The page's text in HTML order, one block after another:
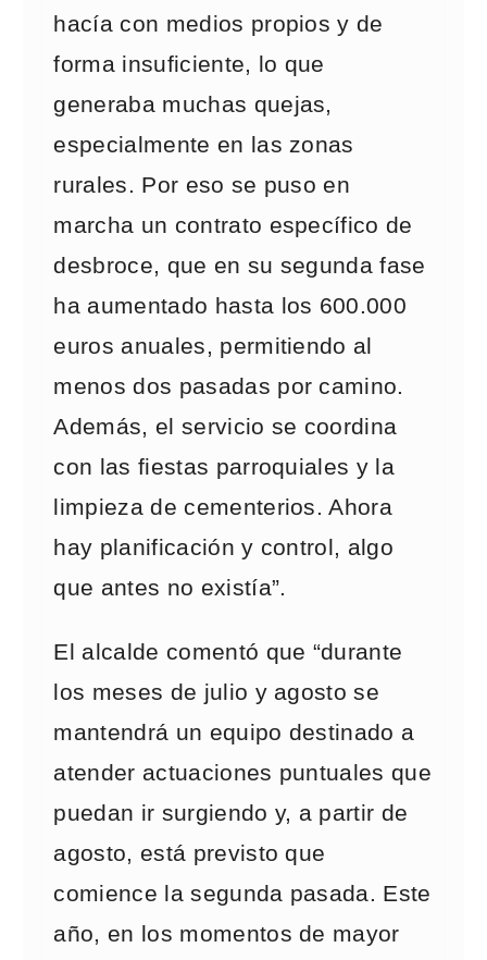
hacía con medios propios y de
forma insuficiente, lo que
generaba muchas quejas,
especialmente en las zonas
rurales. Por eso se puso en
marcha un contrato específico de
desbroce, que en su segunda fase
ha aumentado hasta los 600.000
euros anuales, permitiendo al
menos dos pasadas por camino.
Además, el servicio se coordina
con las fiestas parroquiales y la
limpieza de cementerios. Ahora
hay planificación y control, algo
que antes no existía”.
El alcalde comentó que “durante
los meses de julio y agosto se
mantendrá un equipo destinado a
atender actuaciones puntuales que
puedan ir surgiendo y, a partir de
agosto, está previsto que
comience la segunda pasada. Este
año, en los momentos de mayor